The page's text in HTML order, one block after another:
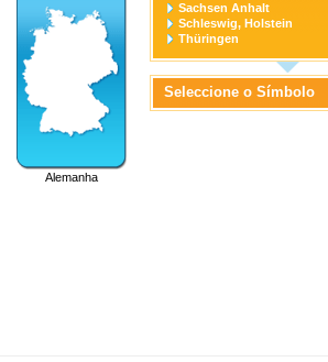
Alemanha
Sachsen Anhalt
Schleswig, Holstein
Thüringen
Seleccione o Símbolo